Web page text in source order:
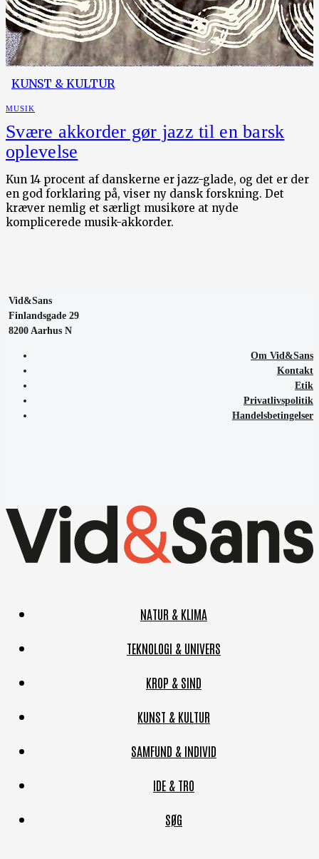
KUNST & KULTUR
MUSIK
Svære akkorder gør jazz til en barsk
oplevelse
Kun 14 procent af danskerne er jazz-glade, og det er der
en god forklaring på, viser ny dansk forskning. Det
kræver nemlig et særligt musikøre at nyde
komplicerede musik-akkorder.
Vid&Sans
Finlandsgade 29
8200 Aarhus N
Om Vid&Sans
Kontakt
Etik
Privatlivspolitik
Handelsbetingelser
NATUR & KLIMA
TEKNOLOGI & UNIVERS
KROP & SIND
KUNST & KULTUR
SAMFUND & INDIVID
IDE & TRO
SØG